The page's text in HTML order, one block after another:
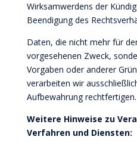
Wirksamwerdens der
Beendigung des
Daten, die nicht mehr für
vorgesehenen Zweck,
Vorgaben oder anderer
verarbeiten wir
Aufbewahrung rechtfertigen.
Weitere Hinweise zu
Verfahren und Diensten: